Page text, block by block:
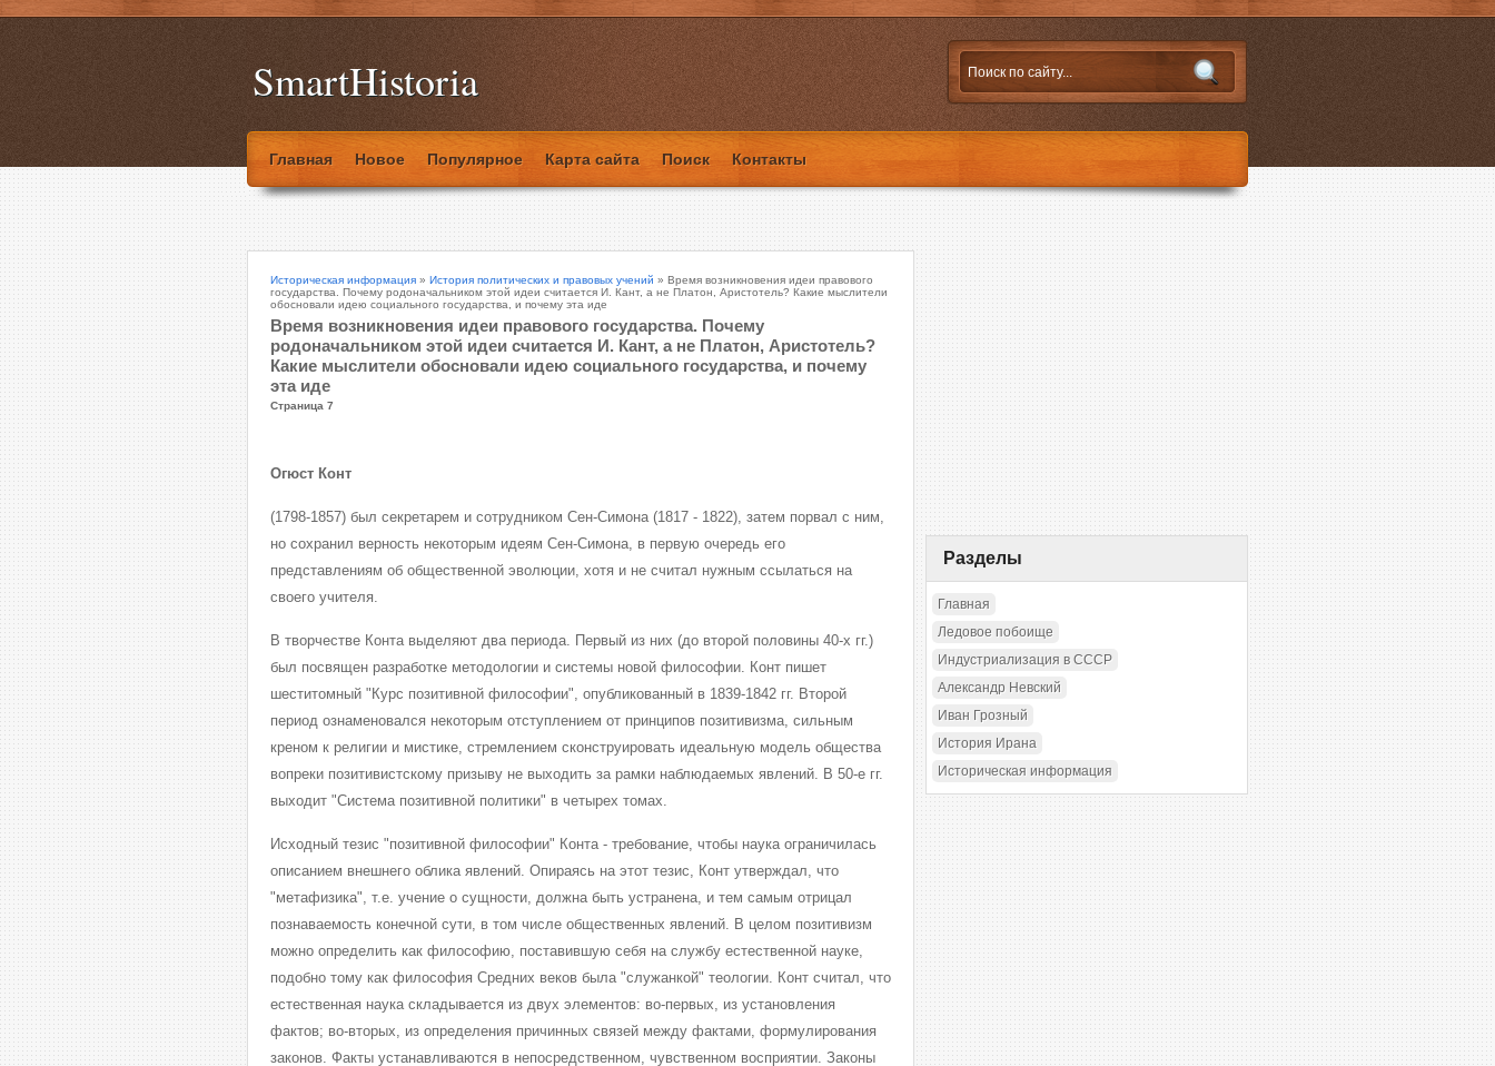
SmartHistoria
Главная Новое Популярное Карта сайта Поиск Контакты
Историческая информация » История политических и правовых учений » Время возникновения идеи правового
государства. Почему родоначальником этой идеи считается И. Кант, а не Платон, Аристотель? Какие мыслители
обосновали идею социального государства, и почему эта иде
Время возникновения идеи правового государства. Почему
родоначальником этой идеи считается И. Кант, а не Платон, Аристотель?
Какие мыслители обосновали идею социального государства, и почему
эта иде
Страница 7
Огюст Конт
(1798-1857) был секретарем и сотрудником Сен-Симона (1817 - 1822), затем порвал с ним,
но сохранил верность некоторым идеям Сен-Симона, в первую очередь его
представлениям об общественной эволюции, хотя и не считал нужным ссылаться на
своего учителя.
В творчестве Конта выделяют два периода. Первый из них (до второй половины 40-х гг.)
был посвящен разработке методологии и системы новой философии. Конт пишет
шеститомный "Курс позитивной философии", опубликованный в 1839-1842 гг. Второй
период ознаменовался некоторым отступлением от принципов позитивизма, сильным
креном к религии и мистике, стремлением сконструировать идеальную модель общества
вопреки позитивистскому призыву не выходить за рамки наблюдаемых явлений. В 50-е гг.
выходит "Система позитивной политики" в четырех томах.
Исходный тезис "позитивной философии" Конта - требование, чтобы наука ограничилась
описанием внешнего облика явлений. Опираясь на этот тезис, Конт утверждал, что
"метафизика", т.е. учение о сущности, должна быть устранена, и тем самым отрицал
познаваемость конечной сути, в том числе общественных явлений. В целом позитивизм
можно определить как философию, поставившую себя на службу естественной науке,
подобно тому как философия Средних веков была "служанкой" теологии. Конт считал, что
естественная наука складывается из двух элементов: во-первых, из установления
фактов; во-вторых, из определения причинных связей между фактами, формулирования
законов. Факты устанавливаются в непосредственном, чувственном восприятии. Законы
Разделы
Главная
Ледовое побоище
Индустриализация в СССР
Александр Невский
Иван Грозный
История Ирана
Историческая информация